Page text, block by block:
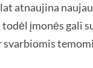
atnaujina
todėl įmonės gali